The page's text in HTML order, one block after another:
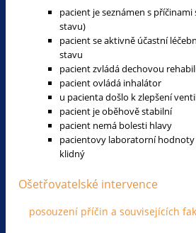
pacient je seznámen s
stavu)
pacient se aktivně účastní
stavu
pacient zvládá dechovou
pacient ovládá inhalátor
u pacienta došlo k zlepšení
pacient je oběhově stabilní
pacient nemá bolesti hlavy
pacientovy laboratorní
klidný
Ošetřovatelské intervence
posouzení příčin a souvisejících